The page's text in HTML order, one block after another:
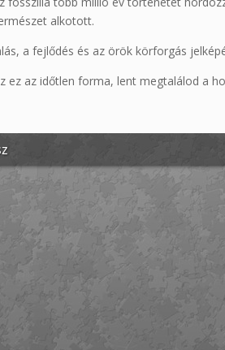
alkotott.
a fejlődés és az örök körforgás
ez az időtlen forma, lent megtalálod a